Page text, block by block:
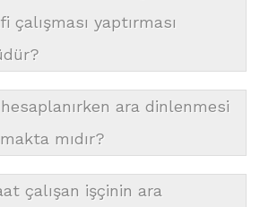
çalışması yaptırması
ara dinlenmesi
mıdır?
çalışan işçinin ara